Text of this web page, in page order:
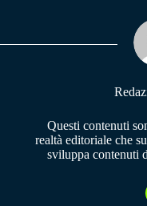
pp m
Questi contenuti
realtà editoriale che
sviluppa contenuti